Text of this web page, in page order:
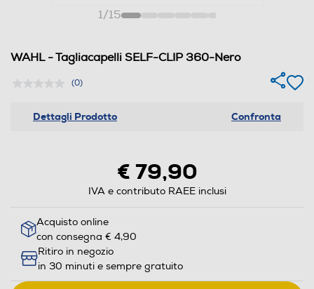
1/15
WAHL - Tagliacapelli SELF-CLIP 360-Nero
(0)
Dettagli Prodotto Confronta
€ 79,90
IVA e contributo RAEE inclusi
Acquisto online
con consegna € 4,90
Ritiro in negozio
in 30 minuti e sempre gratuito